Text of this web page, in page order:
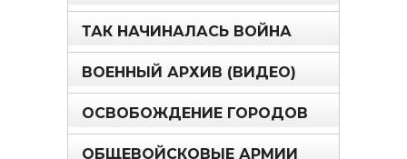
ТАК НАЧИНАЛАСЬ ВОЙНА
ВОЕННЫЙ АРХИВ (ВИДЕО)
ОСВОБОЖДЕНИЕ ГОРОДОВ
ОБЩЕВОЙСКОВЫЕ АРМИИ